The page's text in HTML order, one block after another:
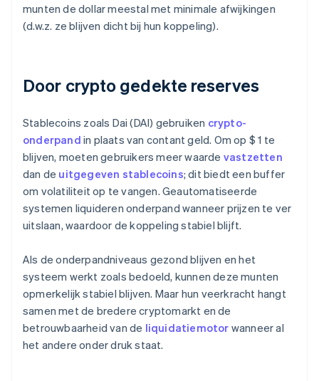
munten de dollar meestal met minimale afwijkingen
(d.w.z. ze blijven dicht bij hun koppeling).
Door crypto gedekte reserves
Stablecoins zoals Dai (DAI) gebruiken crypto-
onderpand in plaats van contant geld. Om op $ 1 te
blijven, moeten gebruikers meer waarde vastzetten
dan de uitgegeven stablecoins; dit biedt een buffer
om volatiliteit op te vangen. Geautomatiseerde
systemen liquideren onderpand wanneer prijzen te ver
uitslaan, waardoor de koppeling stabiel blijft.
Als de onderpandniveaus gezond blijven en het
systeem werkt zoals bedoeld, kunnen deze munten
opmerkelijk stabiel blijven. Maar hun veerkracht hangt
samen met de bredere cryptomarkt en de
betrouwbaarheid van de liquidatiemotor wanneer al
het andere onder druk staat.